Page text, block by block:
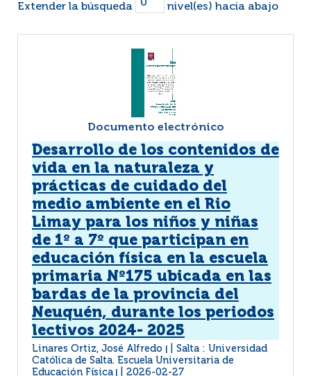
Extender la búsqueda nivel(es) hacia abajo
Documento electrónico
Desarrollo de los contenidos de
vida en la naturaleza y
prácticas de cuidado del
medio ambiente en el Rio
Limay para los niños y niñas
de 1º a 7º que participan en
educación física en la escuela
primaria Nº175 ubicada en las
bardas de la provincia del
Neuquén, durante los periodos
lectivos 2024- 2025
Linares Ortiz, José Alfredo
Salta : Universidad
Católica de Salta. Escuela Universitaria de
Educación Física
2026-02-27